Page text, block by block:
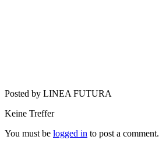
Posted by LINEA FUTURA
Keine Treffer
You must be logged in to post a comment.